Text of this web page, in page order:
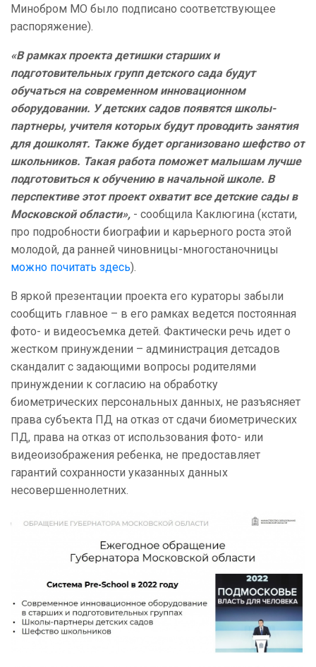
Минобром МО было подписано соответствующее
распоряжение).
«В рамках проекта детишки старших и
подготовительных групп детского сада будут
обучаться на современном инновационном
оборудовании. У детских садов появятся школы-
партнеры, учителя которых будут проводить занятия
для дошколят. Также будет организовано шефство от
школьников. Такая работа поможет малышам лучше
подготовиться к обучению в начальной школе. В
перспективе этот проект охватит все детские сады в
Московской области», - сообщила Каклюгина (кстати,
про подробности биографии и карьерного роста этой
молодой, да ранней чиновницы-многостаночницы
можно почитать здесь).
В яркой презентации проекта его кураторы забыли
сообщить главное – в его рамках ведется постоянная
фото- и видеосъемка детей. Фактически речь идет о
жестком принуждении – администрация детсадов
скандалит с задающими вопросы родителями
принуждении к согласию на обработку
биометрических персональных данных, не разъясняет
права субъекта ПД на отказ от сдачи биометрических
ПД, права на отказ от использования фото- или
видеоизображения ребенка, не предоставляет
гарантий сохранности указанных данных
несовершеннолетних.